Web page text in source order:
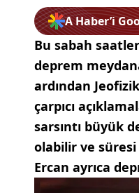
A Haber’i
Bu sabah
deprem
ardından
çarpıcı
sarsıntı büyük
olabilir ve süresi
Ercan ayrıca